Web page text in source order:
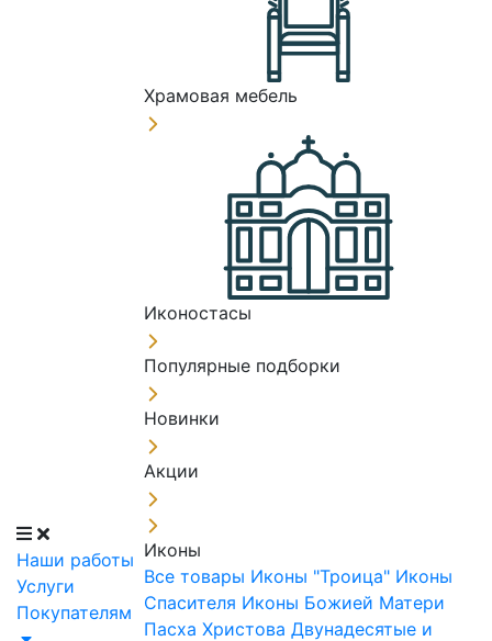
Наши работы
Услуги
Покупателям
Храмовая мебель
Иконостасы
Популярные подборки
Новинки
Акции
Иконы
Все товары Иконы "Троица" Иконы
Спасителя Иконы Божией Матери
Пасха Христова Двунадесятые и